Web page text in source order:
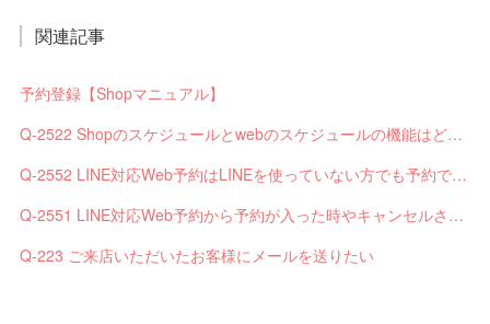
関連記事
予約登録【Shopマニュアル】
Q-2522 Shopのスケジュールとwebのスケジュールの機能はどう違いますか？
Q-2552 LINE対応Web予約はLINEを使っていない方でも予約できますか？
Q-2551 LINE対応Web予約から予約が入った時やキャンセルされた時、サロンやお客様へは通知されますか？
Q-223 ご来店いただいたお客様にメールを送りたい